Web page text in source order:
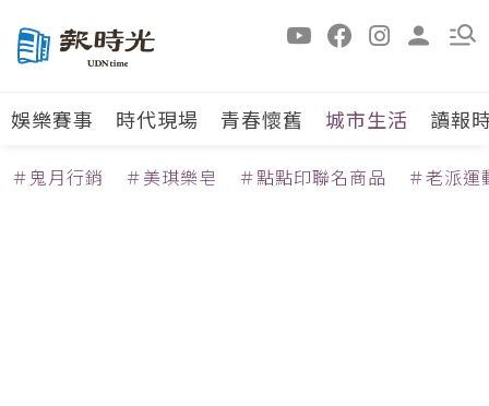
娛樂賽事 時代現場 青春懷舊 城市生活 讀報
＃鬼月行銷 ＃美琪樂皂 ＃點點印聯名商品 ＃老派運